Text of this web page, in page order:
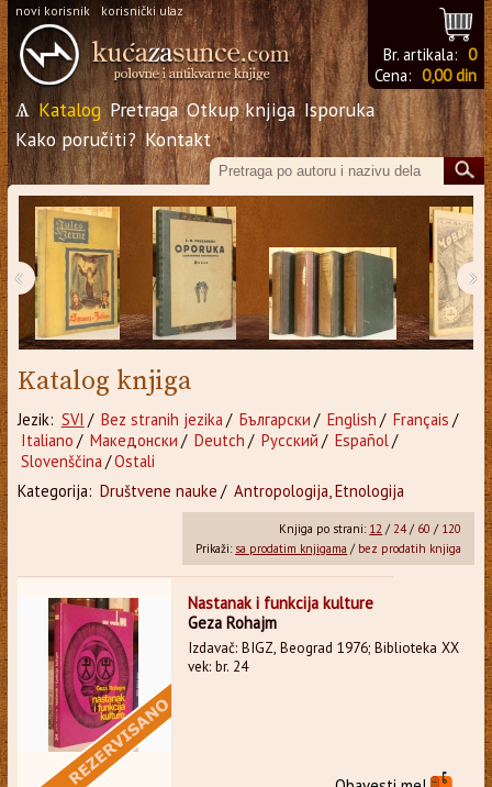
novi korisnik korisnički ulaz
Br. artikala: 0
Cena: 0,00 din
Ѧ Katalog Pretraga Otkup knjiga Isporuka
Kako poručiti? Kontakt
‹ ›
Katalog knjiga
Jezik: SVI / Bez stranih jezika / Български / English / Français /
Italiano / Македонски / Deutch / Русский / Español/
Slovenščina /Ostali
Kategorija: Društvene nauke / Antropologija, Etnologija
Knjiga po strani: 12 /24/ 60 / 120
Prikaži: sa prodatim knjigama / bez prodatih knjiga
Nastanak i funkcija kulture
Geza Rohajm
Izdavač: BIGZ, Beograd 1976; Biblioteka XX
vek: br. 24